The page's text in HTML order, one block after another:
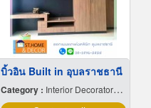
บิ้วอิน Built in อุบลราชธานี
Category : Interior Decorators & Designers